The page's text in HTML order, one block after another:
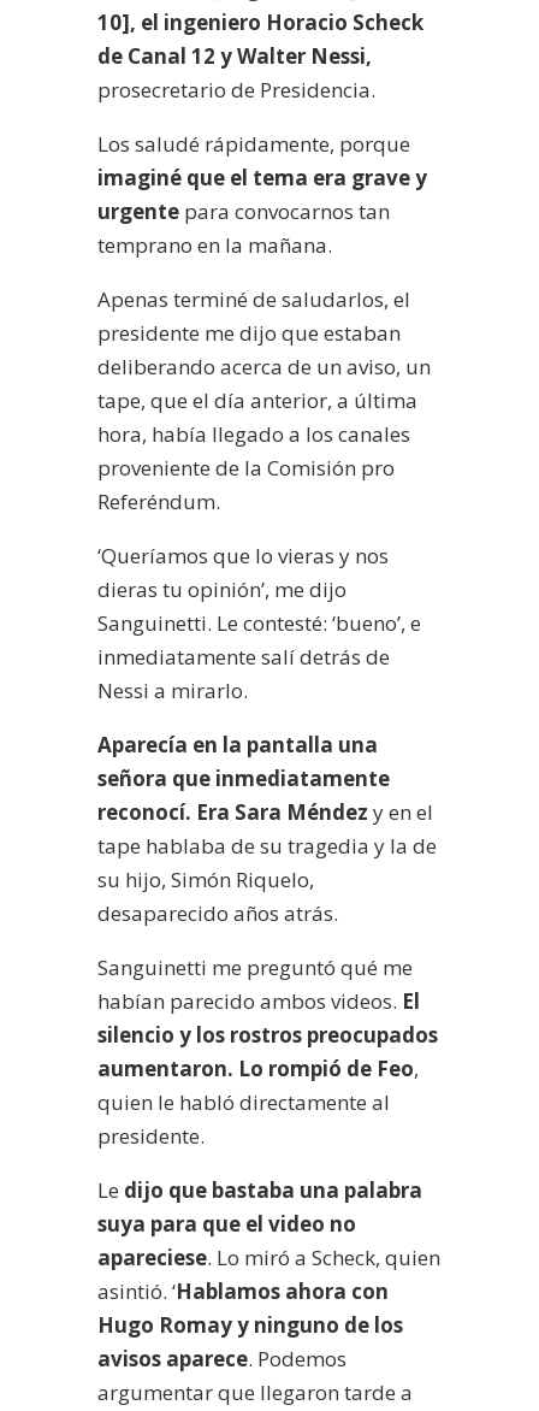
10], el ingeniero Horacio Scheck
de Canal 12 y Walter Nessi,
prosecretario de Presidencia.
Los saludé rápidamente, porque
imaginé que el tema era grave y
urgentepara convocarnos tan
temprano en la mañana.
Apenas terminé de saludarlos, el
presidente me dijo que estaban
deliberando acerca de un aviso, un
tape, que el día anterior, a última
hora, había llegado a los canales
proveniente de la Comisión pro
Referéndum.
‘Queríamos que lo vieras y nos
dieras tu opinión’, me dijo
Sanguinetti. Le contesté: ‘bueno’, e
inmediatamente salí detrás de
Nessi a mirarlo.
Aparecía en la pantalla una
señora que inmediatamente
reconocí. Era Sara Méndez y en el
tape hablaba de su tragedia y la de
su hijo, Simón Riquelo,
desaparecido años atrás.
Sanguinetti me preguntó qué me
habían parecido ambos videos. El
silencio y los rostros preocupados
aumentaron. Lo rompió de Feo,
quien le habló directamente al
presidente.
Le dijo que bastaba una palabra
suya para que el video no
apareciese. Lo miró a Scheck, quien
asintió. ‘Hablamos ahora con
Hugo Romay y ninguno de los
avisos aparece. Podemos
argumentar que llegaron tarde a